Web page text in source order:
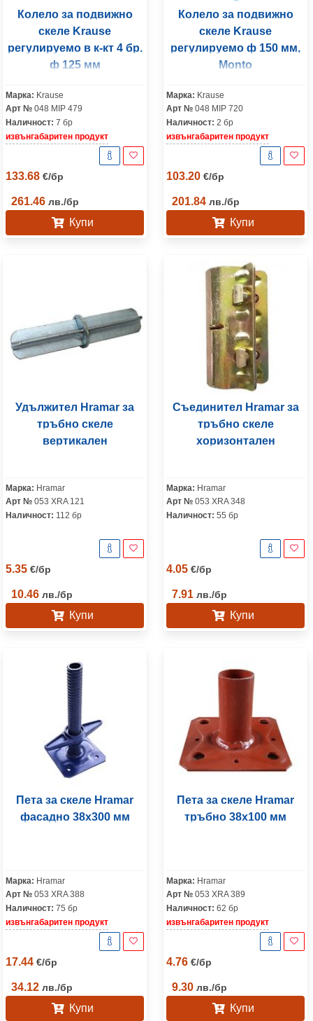
Колело за подвижно
скеле Krause
регулируемо в к-кт 4 бр.
ф 125 мм
Марка: Krause
Арт № 048 MIP 479
Наличност: 7 бр
извънгабаритен продукт
133.68 €/бр
261.46 лв./бр
Купи
Колело за подвижно
скеле Krause
регулируемо ф 150 мм,
Monto
Марка: Krause
Арт № 048 MIP 720
Наличност: 2 бр
извънгабаритен продукт
103.20 €/бр
201.84 лв./бр
Купи
Удължител Hramar за
тръбно скеле
вертикален
Марка: Hramar
Арт № 053 XRA 121
Наличност: 112 бр
5.35 €/бр
10.46 лв./бр
Купи
Съединител Hramar за
тръбно скеле
хоризонтален
Марка: Hramar
Арт № 053 XRA 348
Наличност: 55 бр
4.05 €/бр
7.91 лв./бр
Купи
Пета за скеле Hramar
фасадно 38х300 мм
Марка: Hramar
Арт № 053 XRA 388
Наличност: 75 бр
извънгабаритен продукт
17.44 €/бр
34.12 лв./бр
Купи
Пета за скеле Hramar
тръбно 38х100 мм
Марка: Hramar
Арт № 053 XRA 389
Наличност: 62 бр
извънгабаритен продукт
4.76 €/бр
9.30 лв./бр
Купи